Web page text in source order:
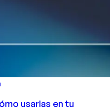
usarlas en tu